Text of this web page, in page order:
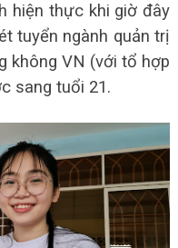
hiện thực khi giờ đây
tuyển ngành quản trị
không VN (với tổ hợp
sang tuổi 21.